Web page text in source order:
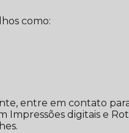
como:
entre em contato
Impressões digitais e